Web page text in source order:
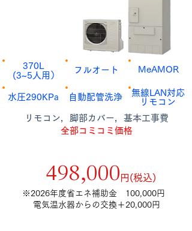
​370L
​(3~5人用）
​フルオート ​MeAMOR​
​水圧290KPa ​自動配管洗浄
​無線LAN対応
​リモコン
​リモコン，脚部カバー，基本工事費
全部コミコミ価格
​498,000 ​円(税込)
​※2026年度省エネ補助金 100,000円
電気温水器からの交換＋20,000円